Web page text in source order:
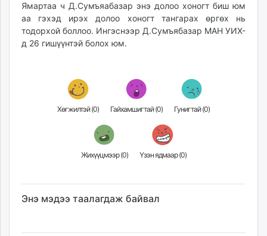
shudarga.mn
shuurhai.mn
unuudur.mn
unegui.mn
assa.mn
tac.mn
Ямартаа ч Д.Сумъяaбазар энэ долоо хоногт биш юм
аа гэхэд ирэх долоо хоногт тангарах өргөх нь
тодорхой боллоо. Ингэснээр Д.Сумъябазар МАН УИХ-
д 26 гишүүнтэй болох юм.
Хөгжилтэй (0) Гайхамшигтай (0) Гунигтай (0)
Жихүүцмээр (0) Үзэн ядмаар (0)
Энэ мэдээ таалагдаж байвал